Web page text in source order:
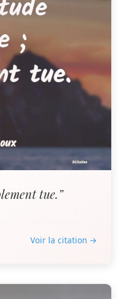
tue.”
Voir la citation →